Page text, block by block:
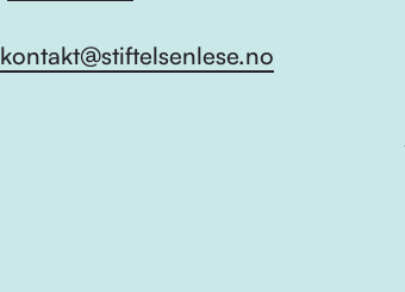
kontakt@stiftelsenlese.no